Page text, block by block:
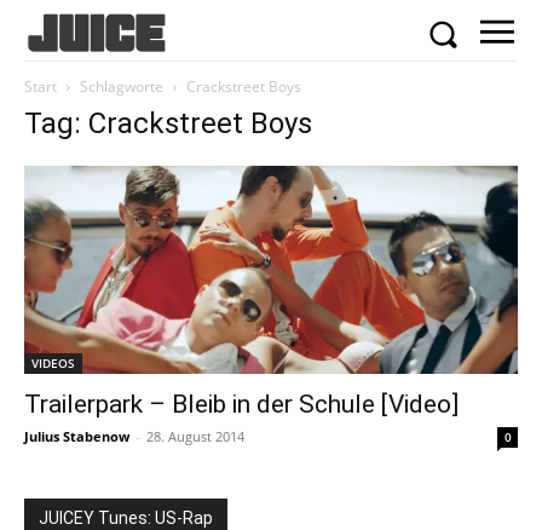
Start Schlagworte Crackstreet Boys
Tag: Crackstreet Boys
VIDEOS
Trailerpark – Bleib in der Schule [Video]
Julius Stabenow - 28. August 2014 0
JUICEY Tunes: US-Rap